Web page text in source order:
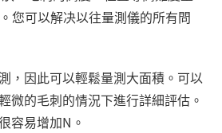
您可以解决以往量測儀的所有問
，因此可以輕鬆量測大面積。可以
微的毛刺的情況下進行詳細評估。
容易增加N。